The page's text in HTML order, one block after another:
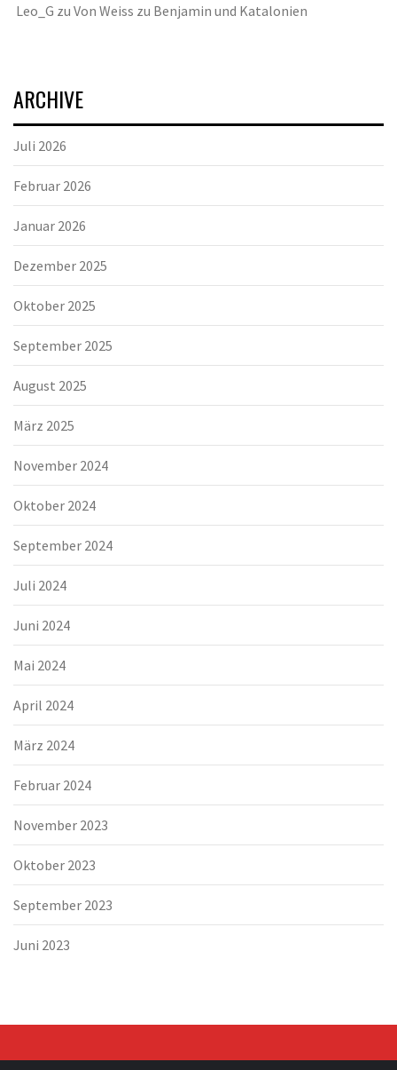
Leo_G zu Von Weiss zu Benjamin und Katalonien
ARCHIVE
Juli 2026
Februar 2026
Januar 2026
Dezember 2025
Oktober 2025
September 2025
August 2025
März 2025
November 2024
Oktober 2024
September 2024
Juli 2024
Juni 2024
Mai 2024
April 2024
März 2024
Februar 2024
November 2023
Oktober 2023
September 2023
Juni 2023